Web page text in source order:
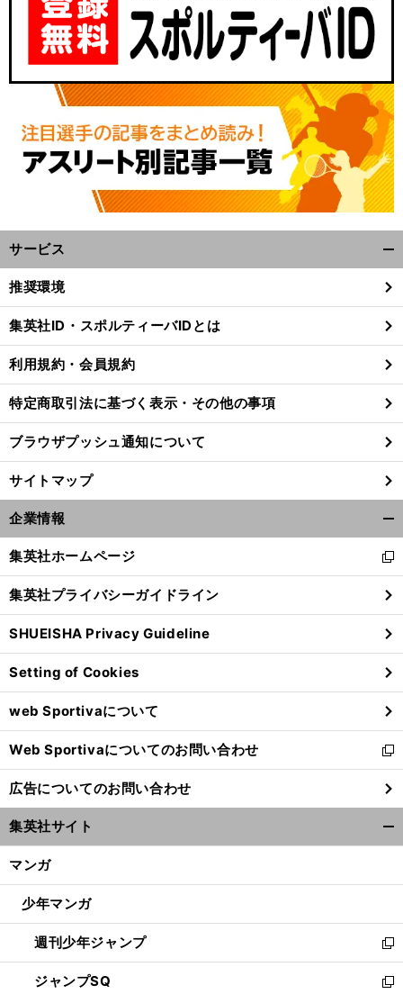
サービス
閉
る
推奨環境
集英社ID・スポルティーバIDとは
利用規約・会員規約
特定商取引法に基づく表示・その他の事項
ブラウザプッシュ通知について
サイトマップ
企業情報
閉
る
集英社ホームページ
新
し
い
ウ
ィ
ン
ド
ウ
で
開
く
集英社プライバシーガイドライン
SHUEISHA Privacy Guideline
Setting of Cookies
web Sportivaについて
Web Sportivaについてのお問い合わせ
新
し
い
ウ
ィ
ン
ウ
開
く
広告についてのお問い合わせ
集英社サイト
マンガ
少年マンガ
週刊少年ジャンプ
新
し
い
ジャンプSQ
新